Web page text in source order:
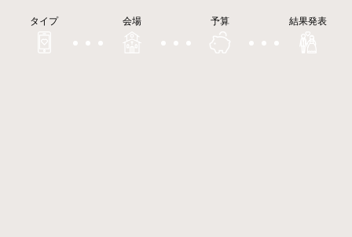
タイプ 会場 予算 結果発表